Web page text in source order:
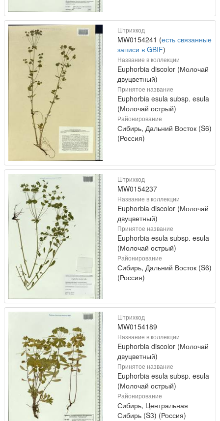
Штрихкод
MW0154241 (есть связанные
записи в GBIF)
Название в коллекции
Euphorbia discolor (Молочай
двуцветный)
Принятое название
Euphorbia esula subsp. esula
(Молочай острый)
Районирование
Сибирь, Дальний Восток (S6)
(Россия)
Штрихкод
MW0154237
Название в коллекции
Euphorbia discolor (Молочай
двуцветный)
Принятое название
Euphorbia esula subsp. esula
(Молочай острый)
Районирование
Сибирь, Дальний Восток (S6)
(Россия)
Штрихкод
MW0154189
Название в коллекции
Euphorbia discolor (Молочай
двуцветный)
Принятое название
Euphorbia esula subsp. esula
(Молочай острый)
Районирование
Сибирь, Центральная
Сибирь (S3) (Россия)